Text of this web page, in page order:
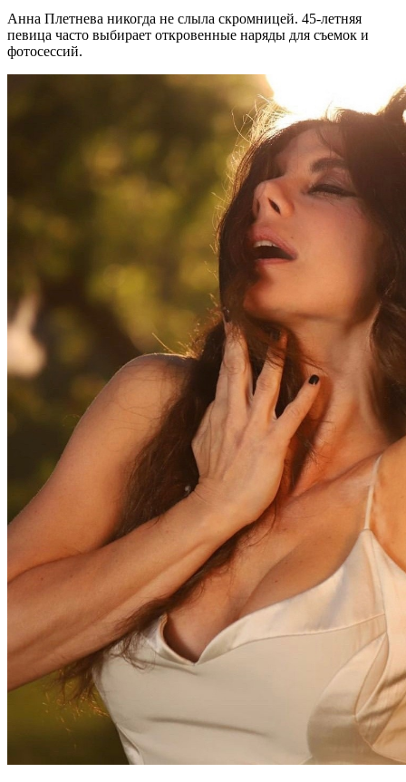
Анна Плетнева никогда не слыла скромницей. 45-летняя
певица часто выбирает откровенные наряды для съемок и
фотосессий.